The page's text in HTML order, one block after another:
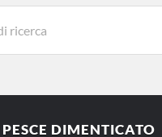
PESCE DIMENTICATO